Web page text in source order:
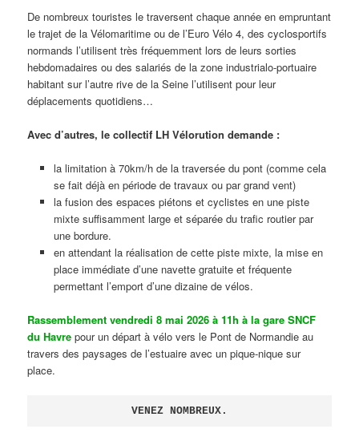
De nombreux touristes le traversent chaque année en empruntant
le trajet de la Vélomaritime ou de l’Euro Vélo 4, des cyclosportifs
normands l’utilisent très fréquemment lors de leurs sorties
hebdomadaires ou des salariés de la zone industrialo-portuaire
habitant sur l’autre rive de la Seine l’utilisent pour leur
déplacements quotidiens…
Avec d’autres, le collectif LH Vélorution demande :
la limitation à 70km/h de la traversée du pont (comme cela
se fait déjà en période de travaux ou par grand vent)
la fusion des espaces piétons et cyclistes en une piste
mixte suffisamment large et séparée du trafic routier par
une bordure.
en attendant la réalisation de cette piste mixte, la mise en
place immédiate d’une navette gratuite et fréquente
permettant l’emport d’une dizaine de vélos.
Rassemblement vendredi 8 mai 2026 à 11h à la gare SNCF
du Havre pour un départ à vélo vers le Pont de Normandie au
travers des paysages de l’estuaire avec un pique-nique sur
place.
VENEZ NOMBREUX.